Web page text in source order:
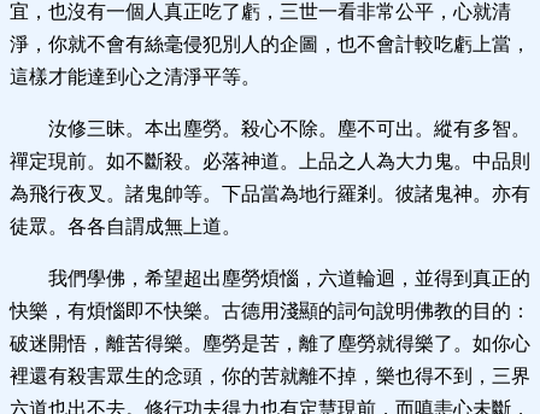
宜，也沒有一個人真正吃了虧，三世一看非常公平，心就清
淨，你就不會有絲毫侵犯別人的企圖，也不會計較吃虧上當，
這樣才能達到心之清淨平等。
汝修三昧。本出塵勞。殺心不除。塵不可出。縱有多智。
禪定現前。如不斷殺。必落神道。上品之人為大力鬼。中品則
為飛行夜叉。諸鬼帥等。下品當為地行羅剎。彼諸鬼神。亦有
徒眾。各各自謂成無上道。
我們學佛，希望超出塵勞煩惱，六道輪迴，並得到真正的
快樂，有煩惱即不快樂。古德用淺顯的詞句說明佛教的目的：
破迷開悟，離苦得樂。塵勞是苦，離了塵勞就得樂了。如你心
裡還有殺害眾生的念頭，你的苦就離不掉，樂也得不到，三界
六道也出不去。修行功夫得力也有定慧現前，而嗔恚心未斷，